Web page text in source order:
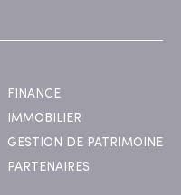
FINANCE
IMMOBILIER
GESTION DE PATRIMOINE
PARTENAIRES